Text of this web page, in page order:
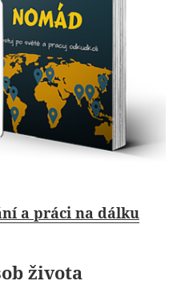
a práci na dálku
života